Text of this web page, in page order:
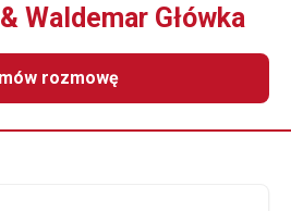
Waldemar Główka
rozmowę